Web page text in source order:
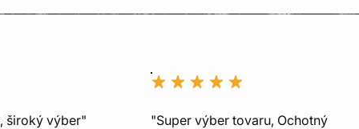
široký výber"
"Super výber tovaru, Ochotný